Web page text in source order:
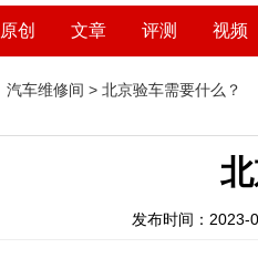
原创 文章 评测 视频
汽车维修间 > 北京验车需要什么？
发布时间：2023-